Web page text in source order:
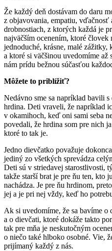
Že každý deň dostávam do daru
z objavovania, empatiu, vďačnosť
drobnostiach, z ktorých každá je
najväčším ocenením, ktoré človek
jednoduché, krásne, malé zážitky,
a ktoré si väčšinou uvedomíme až
nám prídu bežnou súčasťou
Môžete to priblížiť?
Nedávno sme sa napríklad bavili
hrdina. Deti vraveli, že napríklad
v okamihoch, keď oni sami seba
povedali, že hrdina som pre nich
ktoré to tak je.
Jedno dievčatko považuje
jediný zo všetkých sprevádza
Deti sú v striedavej starostlivosti,
takže starší brat je pre ňu ten, kto
nachádza. Je pre ňu hrdinom,
jej a je pri nej vždy, keď ho
Ak si uvedomíme, že sa bavíme
a o dievčati, ktoré dokáže takto
tak pre mňa je neskutočným
o niečo také hlboko osobné. Vie,
prijímaný každý z nás.